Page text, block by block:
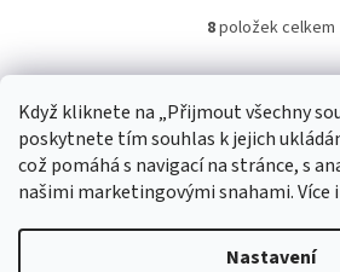
Když kliknete na „Přijmout všechny
poskytnete tím souhlas k jejich
což pomáhá s navigací na stránce, s
našimi marketingovými snahami. Více
Nastavení
O
v
l
á
d
a
c
í
8položek celkem
Z